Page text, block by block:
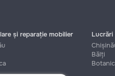
și reparație mobilier
Bălți